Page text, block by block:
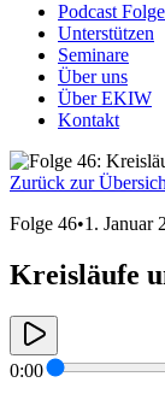
Podcast
Unterstützen
Seminare
Über uns
Über EKIW
Kontakt
Zurück zur
Folge 46•1. Januar
Kreisläufe
0:00